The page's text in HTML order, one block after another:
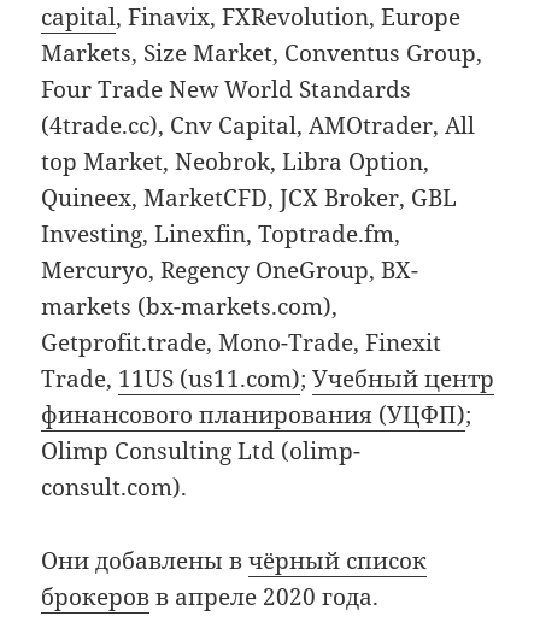
capital, Finavix, FXRevolution, Europe
Markets, Size Market, Conventus Group,
Four Trade New World Standards
(4trade.cc), Cnv Capital, AMOtrader, All
top Market, Neobrok, Libra Option,
Quineex, MarketCFD, JCX Broker, GBL
Investing, Linexfin, Toptrade.fm,
Mercuryo, Regency OneGroup, BX-
markets (bx-markets.com),
Getprofit.trade, Mono-Trade, Finexit
Trade, 11US (us11.com);Учебный центр
финансового планирования (УЦФП);
Olimp Consulting Ltd (olimp-
consult.com).
Они добавлены вчёрный список
брокеровв апреле 2020 года.